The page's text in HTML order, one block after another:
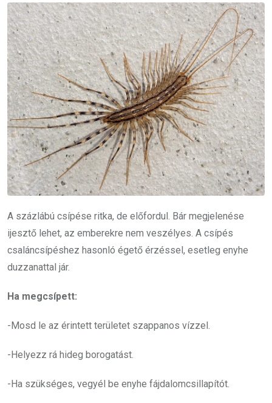
A százlábú csípése ritka, de előfordul. Bár megjelenése
ijesztő lehet, az emberekre nem veszélyes. A csípés
csaláncsípéshez hasonló égető érzéssel, esetleg enyhe
duzzanattal jár.
Ha megcsípett:
-Mosd le az érintett területet szappanos vízzel.
-Helyezz rá hideg borogatást.
-Ha szükséges, vegyél be enyhe fájdalomcsillapítót.